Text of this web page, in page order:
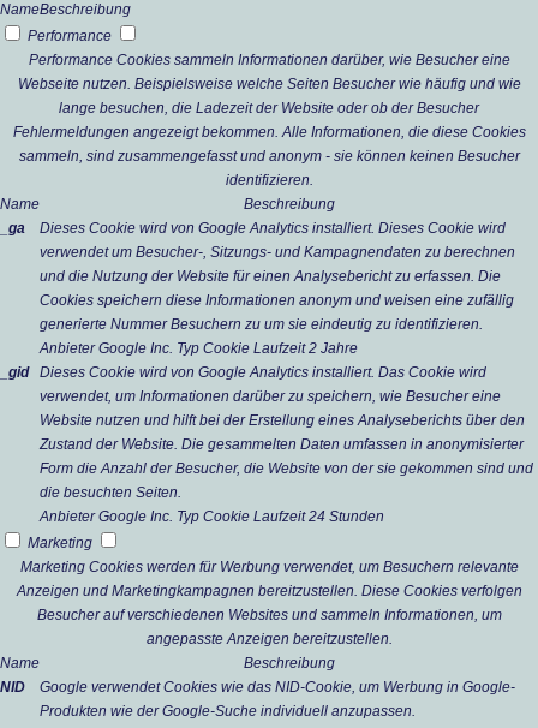
NameBeschreibung
Performance
Performance Cookies sammeln Informationen darüber, wie Besucher eine
Webseite nutzen. Beispielsweise welche Seiten Besucher wie häufig und wie
lange besuchen, die Ladezeit der Website oder ob der Besucher
Fehlermeldungen angezeigt bekommen. Alle Informationen, die diese Cookies
sammeln, sind zusammengefasst und anonym - sie können keinen Besucher
identifizieren.
Name
Beschreibung
_ga
Dieses Cookie wird von Google Analytics installiert. Dieses Cookie wird
verwendet um Besucher-, Sitzungs- und Kampagnendaten zu berechnen
und die Nutzung der Website für einen Analysebericht zu erfassen. Die
Cookies speichern diese Informationen anonym und weisen eine zufällig
generierte Nummer Besuchern zu um sie eindeutig zu identifizieren.
Anbieter Google Inc. Typ Cookie Laufzeit 2 Jahre
_gid
Dieses Cookie wird von Google Analytics installiert. Das Cookie wird
verwendet, um Informationen darüber zu speichern, wie Besucher eine
Website nutzen und hilft bei der Erstellung eines Analyseberichts über den
Zustand der Website. Die gesammelten Daten umfassen in anonymisierter
Form die Anzahl der Besucher, die Website von der sie gekommen sind und
die besuchten Seiten.
Anbieter Google Inc. Typ Cookie Laufzeit 24 Stunden
Marketing
Marketing Cookies werden für Werbung verwendet, um Besuchern relevante
Anzeigen und Marketingkampagnen bereitzustellen. Diese Cookies verfolgen
Besucher auf verschiedenen Websites und sammeln Informationen, um
angepasste Anzeigen bereitzustellen.
Name
Beschreibung
NID
Google verwendet Cookies wie das NID-Cookie, um Werbung in Google-
Produkten wie der Google-Suche individuell anzupassen.